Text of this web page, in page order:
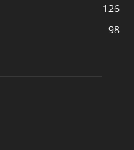
126
98